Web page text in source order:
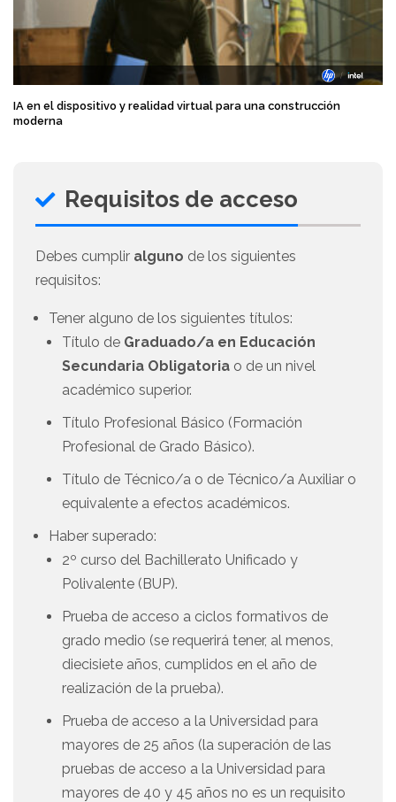
IA en el dispositivo y realidad virtual para una construcción
moderna
Requisitos de acceso
Debes cumplir alguno de los siguientes
requisitos:
Tener alguno de los siguientes títulos:
Título de Graduado/a en Educación
Secundaria Obligatoria o de un nivel
académico superior.
Título Profesional Básico (Formación
Profesional de Grado Básico).
Título de Técnico/a o de Técnico/a Auxiliar o
equivalente a efectos académicos.
Haber superado:
2º curso del Bachillerato Unificado y
Polivalente (BUP).
Prueba de acceso a ciclos formativos de
grado medio (se requerirá tener, al menos,
diecisiete años, cumplidos en el año de
realización de la prueba).
Prueba de acceso a la Universidad para
mayores de 25 años (la superación de las
pruebas de acceso a la Universidad para
mayores de 40 y 45 años no es un requisito